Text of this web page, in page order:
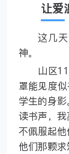
让爱
这几
神。
山区
罩能见度
学生的身
读书声，
不佩服起
他们那颗